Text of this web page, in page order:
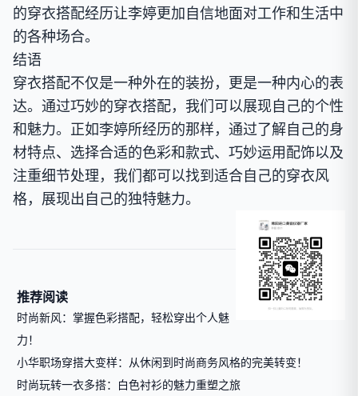
的穿衣搭配经历让李婷更加自信地面对工作和生活中
的各种场合。
结语
穿衣搭配不仅是一种外在的装扮，更是一种内心的表
达。通过巧妙的穿衣搭配，我们可以展现自己的个性
和魅力。正如李婷所经历的那样，通过了解自己的身
材特点、选择合适的色彩和款式、巧妙运用配饰以及
注重细节处理，我们都可以找到适合自己的穿衣风
格，展现出自己的独特魅力。
推荐阅读
时尚新风：掌握色彩搭配，轻松穿出个人魅
力！
小华职场穿搭大变样：从休闲到时尚商务风格的完美转变！
时尚玩转一衣多搭：白色衬衫的魅力重塑之旅